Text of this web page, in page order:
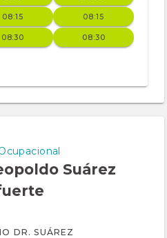
08:15
08:30
08:15
08:30
Suárez
DR. SUÁREZ